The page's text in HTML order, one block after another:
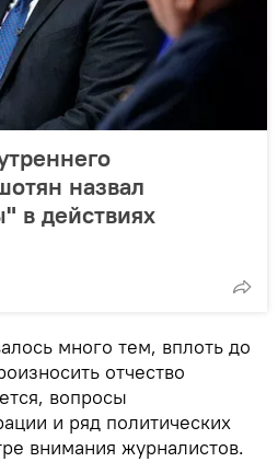
назвал
в действиях
много тем, вплоть до
отчество
вопросы
и ряд политических
внимания журналистов.